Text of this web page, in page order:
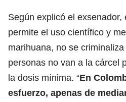
Según explicó el exsenador,
permite el uso científico y
marihuana, no se
personas no van a la cárcel
la dosis mínima. “En
esfuerzo, apenas de